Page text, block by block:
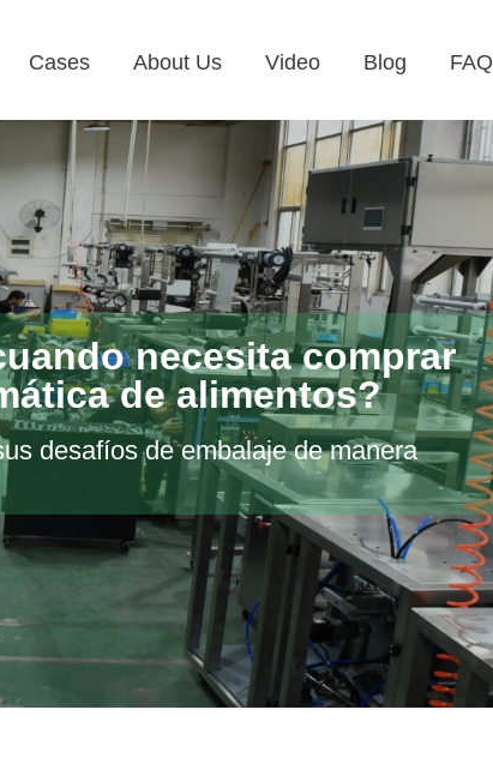
Cases About Us Video Blog FAQ
necesita comprar
de alimentos?
desafíos de embalaje de manera